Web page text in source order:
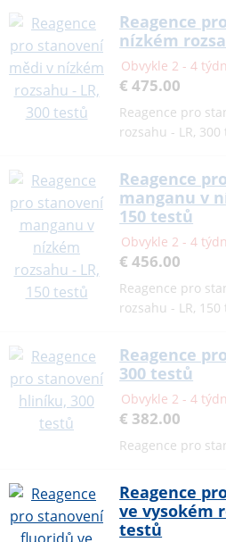
Reagence
nízkém
Obvykle 2 - 4
€ 475.00
Reagence pro
rozsahu - LR, 300
Reagence
manganu v
150 testů
Obvykle 2 - 4
€ 456.00
Reagence pro
rozsahu - LR, 150
Reagence
300 testů
Obvykle 2 - 4
€ 382.00
Reagence pro
Reagence
ve vysokém
testů